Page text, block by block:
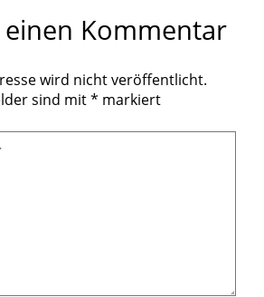
einen Kommentar
wird nicht veröffentlicht.
sind mit* markiert